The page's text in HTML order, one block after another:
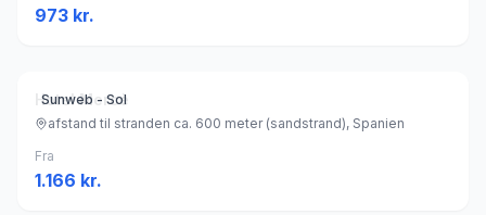
973 kr.
Sunweb - Sol
Hotel Mercè
afstand til stranden ca. 600 meter (sandstrand), Spanien
Fra
1.166 kr.